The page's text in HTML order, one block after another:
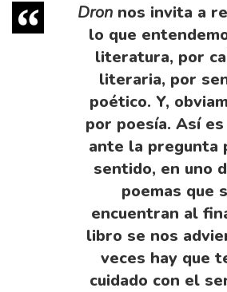
Dronnos invita a
lo que
literatura, por
literaria, por
poético. Y,
por poesía. Así es
ante la pregunta
sentido, en uno
poemas que
encuentran al
libro se nos
veces hay que
cuidado con el